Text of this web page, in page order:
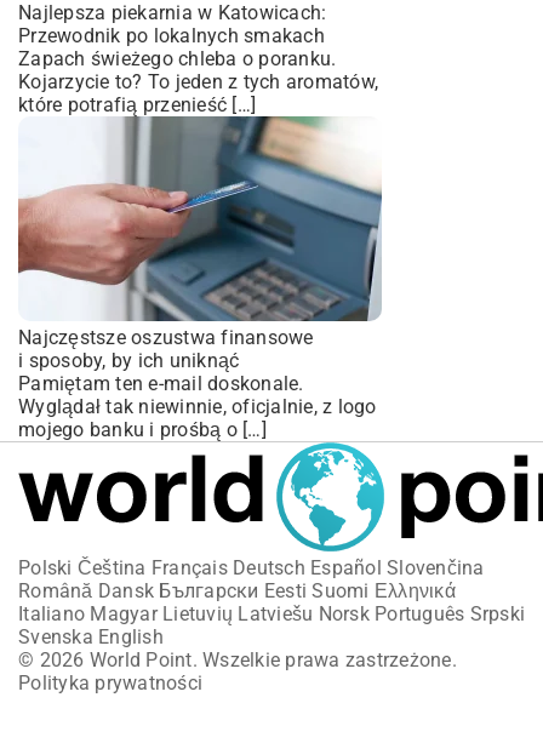
Najlepsza piekarnia w Katowicach:
Przewodnik po lokalnych smakach
Zapach świeżego chleba o poranku.
Kojarzycie to? To jeden z tych aromatów,
które potrafią przenieść […]
Najczęstsze oszustwa finansowe
i sposoby, by ich uniknąć
Pamiętam ten e-mail doskonale.
Wyglądał tak niewinnie, oficjalnie, z logo
mojego banku i prośbą o […]
Polski Čeština Français Deutsch Español Slovenčina
Română Dansk Български Eesti Suomi Ελληνικά
Italiano Magyar Lietuvių Latviešu Norsk Português Srpski
Svenska English
© 2026 World Point. Wszelkie prawa zastrzeżone.
Polityka prywatności